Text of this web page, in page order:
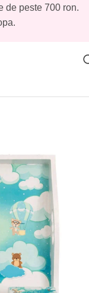
concediu.
vor fi
așteptăm
de peste 700 ron.
mot baieti